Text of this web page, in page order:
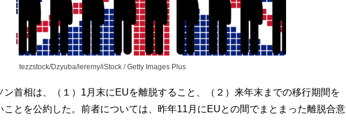
tezzstock/Dzyuba/leremy/iStock / Getty Images Plus
首相は、（１）1月末にEUを離脱すること、（２）来年末までの移行期間を
ことを公約した。前者については、昨年11月にEUとの間でまとまった離脱合意